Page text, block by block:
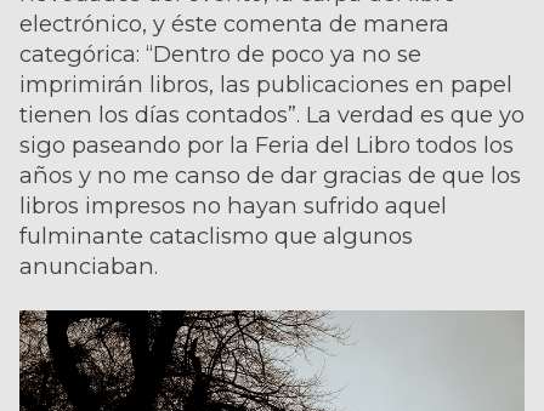
electrónico, y éste comenta de manera
categórica: “Dentro de poco ya no se
imprimirán libros, las publicaciones en papel
tienen los días contados”. La verdad es que yo
sigo paseando por la Feria del Libro todos los
años y no me canso de dar gracias de que los
libros impresos no hayan sufrido aquel
fulminante cataclismo que algunos
anunciaban.